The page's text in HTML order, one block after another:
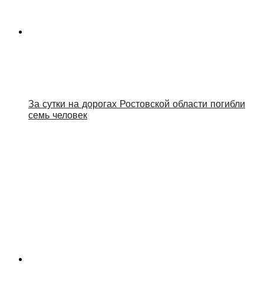
За сутки на дорогах Ростовской области погибли
семь человек